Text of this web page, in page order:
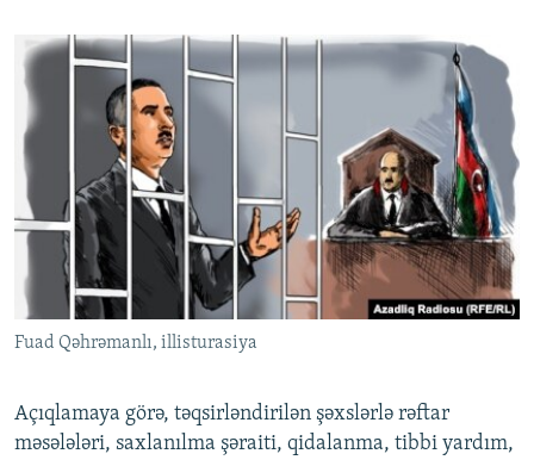
Fuad Qəhrəmanlı, illisturasiya
Açıqlamaya görə, təqsirləndirilən şəxslərlə rəftar
məsələləri, saxlanılma şəraiti, qidalanma, tibbi yardım,